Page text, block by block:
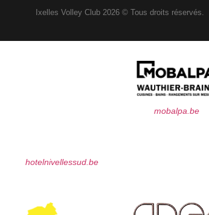
Ixelles Volley Club 2026 © Tous droits réservés.
hotelnivellessud.be
mobalpa.be